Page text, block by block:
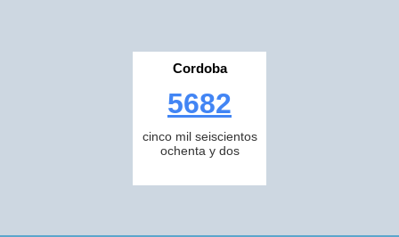
Cordoba
5682
cinco mil seiscientos
ochenta y dos